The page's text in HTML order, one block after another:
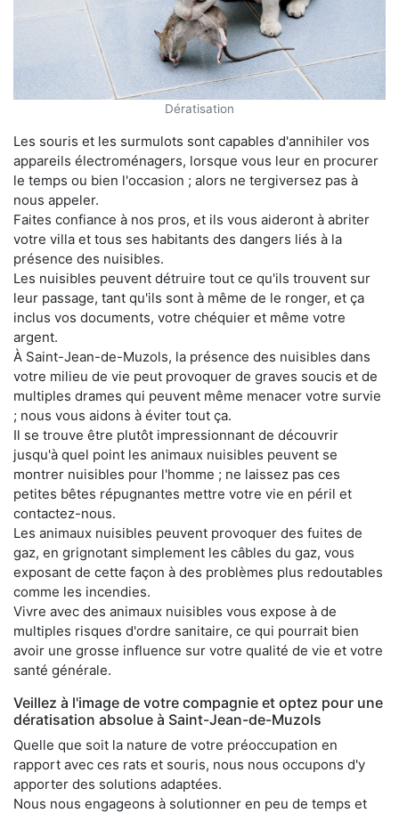
Dératisation
Les souris et les surmulots sont capables d'annihiler vos
appareils électroménagers, lorsque vous leur en procurer
le temps ou bien l'occasion ; alors ne tergiversez pas à
nous appeler.
Faites confiance à nos pros, et ils vous aideront à abriter
votre villa et tous ses habitants des dangers liés à la
présence des nuisibles.
Les nuisibles peuvent détruire tout ce qu'ils trouvent sur
leur passage, tant qu'ils sont à même de le ronger, et ça
inclus vos documents, votre chéquier et même votre
argent.
À Saint-Jean-de-Muzols, la présence des nuisibles dans
votre milieu de vie peut provoquer de graves soucis et de
multiples drames qui peuvent même menacer votre survie
; nous vous aidons à éviter tout ça.
Il se trouve être plutôt impressionnant de découvrir
jusqu'à quel point les animaux nuisibles peuvent se
montrer nuisibles pour l'homme ; ne laissez pas ces
petites bêtes répugnantes mettre votre vie en péril et
contactez-nous.
Les animaux nuisibles peuvent provoquer des fuites de
gaz, en grignotant simplement les câbles du gaz, vous
exposant de cette façon à des problèmes plus redoutables
comme les incendies.
Vivre avec des animaux nuisibles vous expose à de
multiples risques d'ordre sanitaire, ce qui pourrait bien
avoir une grosse influence sur votre qualité de vie et votre
santé générale.
Veillez à l'image de votre compagnie et optez pour une
dératisation absolue à Saint-Jean-de-Muzols
Quelle que soit la nature de votre préoccupation en
rapport avec ces rats et souris, nous nous occupons d'y
apporter des solutions adaptées.
Nous nous engageons à solutionner en peu de temps et